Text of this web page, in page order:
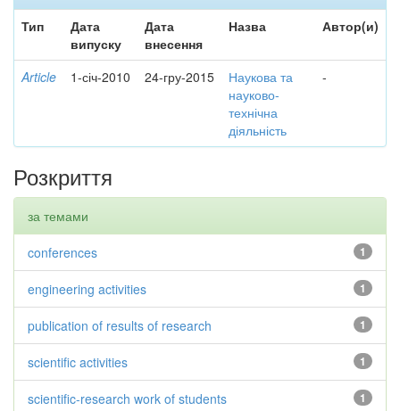
Тип
Дата
випуску
Дата
внесення
Назва Автор(и)
Article 1-січ-2010 24-гру-2015
Наукова та
науково-
технічна
діяльність
-
Розкриття
за темами
1
conferences
1
engineering activities
1
publication of results of research
1
scientific activities
1
scientific-research work of students